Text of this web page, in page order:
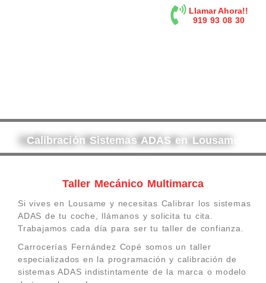
Llamar Ahora!!
919 93 08 30
Calibración Sistemas ADAS en Lousame
Taller Mecánico Multimarca
Si vives en Lousame y necesitas Calibrar los sistemas
ADAS de tu coche, llámanos y solicita tu cita.
Trabajamos cada día para ser tu taller de confianza.
Carrocerías Fernández Copé somos un taller
especializados en la programación y calibración de
sistemas ADAS indistintamente de la marca o modelo